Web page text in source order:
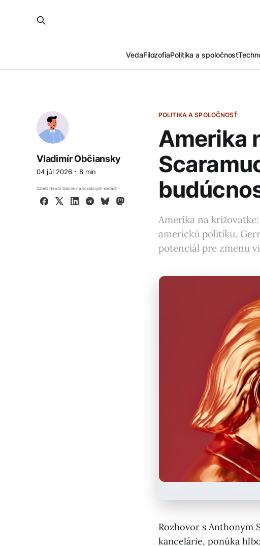
VedaFilozofiaPolitika a spoločnosť
POLITIKA A SPOLOČNOSŤ
Amerika
Amerika na
americkú politiku.
potenciál pre zmenu
Vladimír Občiansky
04 júl 2026 8 min
Zdieľaj tento článok na sociálnych sieťach
Facebook
X LinkedInTelegram
BlueskyMastodon
Rozhovor s Anthonym
kancelárie, ponúka